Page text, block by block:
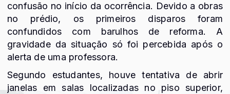
confusão no início da ocorrência. Devido a obras
no prédio, os primeiros disparos foram
confundidos com barulhos de reforma. A
gravidade da situação só foi percebida após o
alerta de uma professora.
Segundo estudantes, houve tentativa de abrir
janelas em salas localizadas no piso superior,